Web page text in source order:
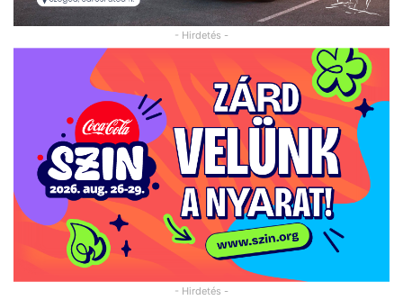
- Hirdetés -
- Hirdetés -